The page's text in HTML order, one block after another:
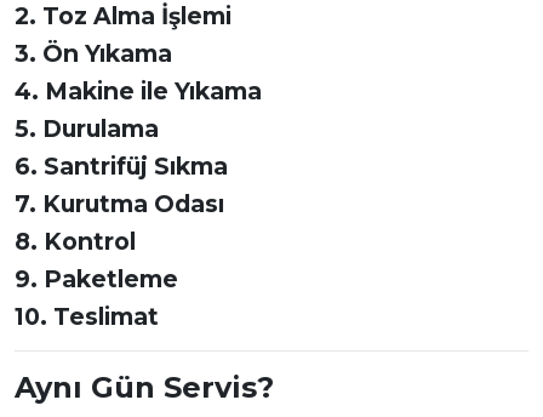
2. Toz Alma İşlemi
3. Ön Yıkama
4. Makine ile Yıkama
5. Durulama
6. Santrifüj Sıkma
7. Kurutma Odası
8. Kontrol
9. Paketleme
10. Teslimat
Aynı Gün Servis?